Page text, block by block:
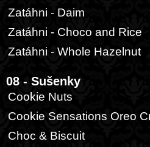
Zatáhni - Daim
Zatáhni - Choco and Rice
Zatáhni - Whole Hazelnut
08 - Sušenky
Cookie Nuts
Cookie Sensations Oreo
Choc & Biscuit